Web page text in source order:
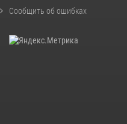
Сообщить об ошибках